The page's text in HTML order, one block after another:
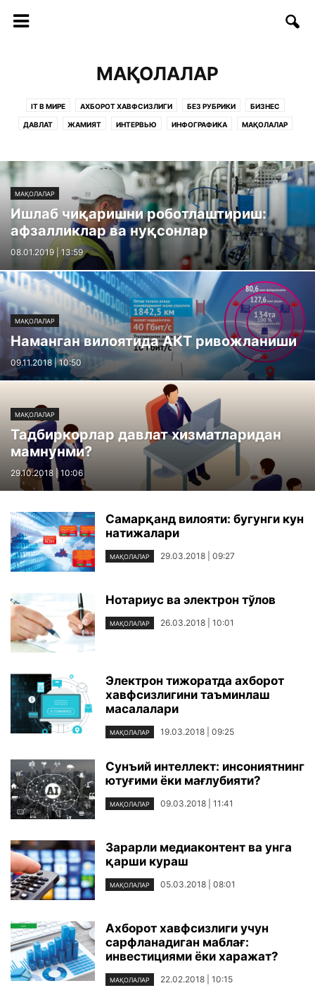
МАҚОЛАЛАР
IT В МИРЕ АХБОРОТ ХАВФСИЗЛИГИ БЕЗ РУБРИКИ БИЗНЕС
ДАВЛАТ ЖАМИЯТ ИНТЕРВЬЮ ИНФОГРАФИКА МАҚОЛАЛАР
СТАРТАП СТАТЬИ ТАДБИРЛАР ТАЪЛИМ ТЕЛЕКОММУНИКАЦИЯ
ТЕХНОЛОГИЯЛАР ФИКРЛАР
МАҚОЛАЛАР
Ишлаб чиқаришни роботлаштириш:
афзалликлар ва нуқсонлар
08.01.2019 | 13:59
МАҚОЛАЛАР
Наманган вилоятида АКТ ривожланиши
09.11.2018 | 10:50
МАҚОЛАЛАР
Тадбиркорлар давлат хизматларидан
мамнунми?
29.10.2018 | 10:06
Самарқанд вилояти: бугунги кун
натижалари
МАҚОЛАЛАР 29.03.2018 | 09:27
Нотариус ва электрон тўлов
МАҚОЛАЛАР 26.03.2018 | 10:01
Электрон тижоратда ахборот
хавфсизлигини таъминлаш
масалалари
МАҚОЛАЛАР 19.03.2018 | 09:25
Сунъий интеллект: инсониятнинг
ютуғими ёки мағлубияти?
МАҚОЛАЛАР 09.03.2018 | 11:41
Зарарли медиаконтент ва унга
қарши кураш
МАҚОЛАЛАР 05.03.2018 | 08:01
Ахборот хавфсизлиги учун
сарфланадиган маблағ:
инвестициями ёки харажат?
МАҚОЛАЛАР 22.02.2018 | 10:15